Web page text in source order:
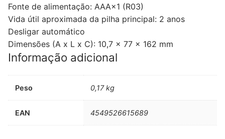
Fonte de alimentação: AAA×1 (R03)
Vida útil aproximada da pilha principal: 2 anos
Desligar automático
Dimensões (A x L x C): 10,7 x 77 x 162 mm
Informação adicional
Peso 0,17 kg
EAN 4549526615689